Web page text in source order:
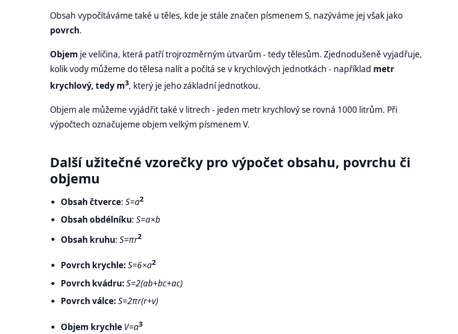
Obsah vypočítáváme také u těles, kde je stále značen písmenem S, nazýváme jej však jako
povrch.
Objem je veličina, která patří trojrozměrným útvarům - tedy tělesům. Zjednodušeně vyjadřuje,
kolik vody můžeme do tělesa nalít a počítá se v krychlových jednotkách - například metr
krychlový, tedy m3, který je jeho základní jednotkou.
Objem ale můžeme vyjádřit také v litrech - jeden metr krychlový se rovná 1000 litrům. Při
výpočtech označujeme objem velkým písmenem V.
Další užitečné vzorečky pro výpočet obsahu, povrchu či
objemu
Obsah čtverce:S=a2
Obsah obdélníku:S=a×b
Obsah kruhu:S=πr2
Povrch krychle:S=6×a2
Povrch kvádru:S=2(ab+bc+ac)
Povrch válce:S=2πr(r+v)
Objem krychle V=a3